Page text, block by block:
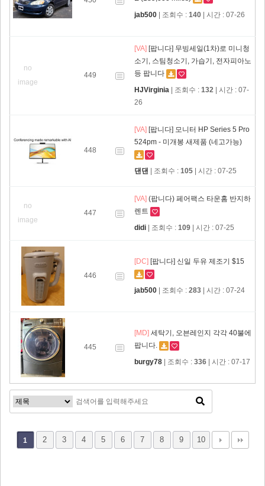
jab500 | 조회수 : 140 | 시간 : 07-26
no
image
449
[VA] [팝니다] 무빙세일(1차)로 미니청
소기, 스팀청소기, 가습기, 전자피아노
등 팝니다
HJVirginia | 조회수 : 132 | 시간 : 07-
26
448
[VA] [팝니다] 모니터 HP Series 5 Pro
524pm - 미개봉 새제품 (네고가능)
댄댄 | 조회수 : 105 | 시간 : 07-25
no
image
447
[VA] (팝니다) 페어팩스 타운홈 반지하
렌트
didi | 조회수 : 109 | 시간 : 07-25
446
[DC] [팝니다] 신일 두유 제조기 $15
jab500 | 조회수 : 283 | 시간 : 07-24
445
[MD] 세탁기, 오븐레인지 각각 40불에
팝니다.
burgy78 | 조회수 : 336 | 시간 : 07-17
1 2 3 4 5 6 7 8 9 10